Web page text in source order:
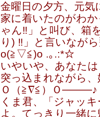
金曜日の夕方、元
家に着いたのがわ
ゃん‼」と叫び、箱
り) ‼」と言いなが
o(≧▽≦)o .｡.:*☆
いやいや、あなた
突っ込まれながら
Ｏ（≧∇≦）Ｏ────♪
くま君、「ジャッ
よ。てっきり一緒